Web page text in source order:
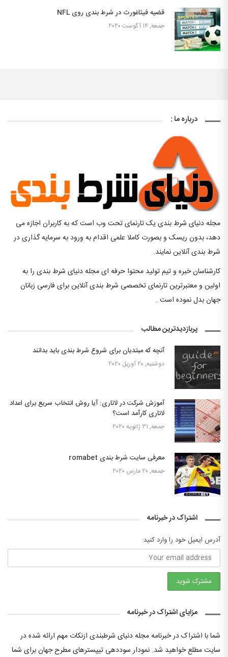
قضیه فیثاغورث در شرط بندی روی NFL
جمعه, ۱۴ آگوست ۲۰۲۰
درباره ما :
مجله دنیای شرط بندی یک تارنمای تحت وب است که به کاربران اجازه می
دهد، بدون ریسک و بصورت کاملا علمی اقدام به ورود به سرمایه گذاری در
شرط بندی آنلاین نمایند.
کارشناسان خبره و تیم تولید محتوا حرفه ای مجله دنیای شرط بندی را به
اولین و معتبرترین تارنمای تخصصی شرط بندی آنلاین برای فارسی زبانان
جهان بدل نموده است .
پربازدیدترین مطالب
آنچه که مبتدیان برای شروع شرط بندی باید بدانند
دوشنبه, ۲۰ آوریل ۲۰۲۰
آموزش شرکت در لاتاری: آیا روش انتخاب سریع برای اعداد
لاتاری کارآمد است؟
جمعه, ۳۱ ژانویه ۲۰۲۰
معرفی سایت شرط بندی romabet
جمعه, ۲۰ مارس ۲۰۲۰
اشتراک در خبرنامه
آدرس ایمیل خود را وارد کنید:
مزایای اشتراک در خبرنامه
شما با اشتراک در خبرنامه مجله دنیای شرطبندی ازنکات مهم ارائه شده در
سایت مطلع خواهید شد. نمودار سوددهی تیپسترهای مطرح جهان برای شما